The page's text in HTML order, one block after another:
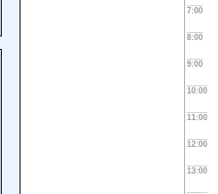
7:00
8:00
9:00
10:00
11:00
12:00
13:00